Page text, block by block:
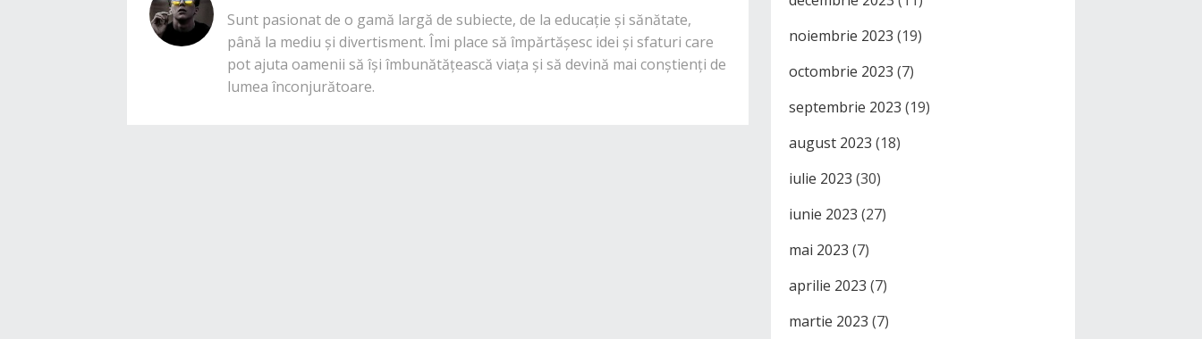
Sunt pasionat de o gamă largă de subiecte, de la educație și sănătate,
până la mediu și divertisment. Îmi place să împărtășesc idei și sfaturi care
pot ajuta oamenii să își îmbunătățească viața și să devină mai conștienți de
lumea înconjurătoare.
noiembrie 2023 (19)
octombrie 2023 (7)
septembrie 2023 (19)
august 2023 (18)
iulie 2023 (30)
iunie 2023 (27)
mai 2023 (7)
aprilie 2023 (7)
martie 2023 (7)